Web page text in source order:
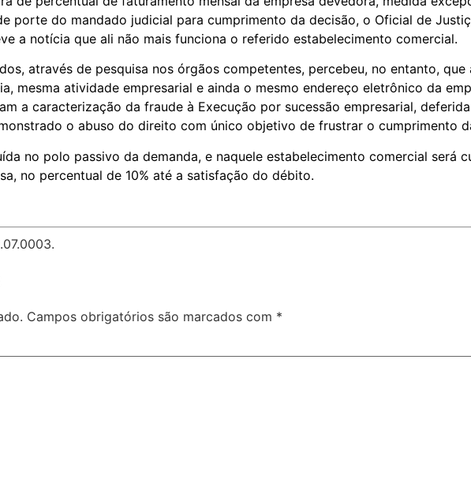
porte do mandado judicial para cumprimento da decisão, o Oficial de
a notícia que ali não mais funciona o referido estabelecimento comercial.
através de pesquisa nos órgãos competentes, percebeu, no entanto, que
mesma atividade empresarial e ainda o mesmo endereço eletrônico da
a caracterização da fraude à Execução por sucessão empresarial,
o abuso do direito com único objetivo de frustrar o cumprimento
no polo passivo da demanda, e naquele estabelecimento comercial será
no percentual de 10% até a satisfação do débito.
Campos obrigatórios são marcados com *